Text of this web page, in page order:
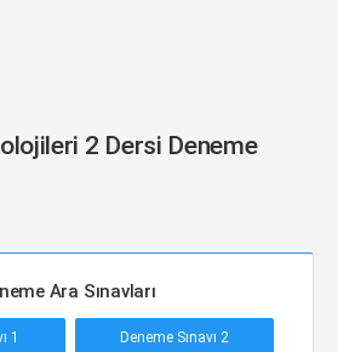
2 Dersi Deneme
Ara Sınavları
1 Deneme Sınavı 2